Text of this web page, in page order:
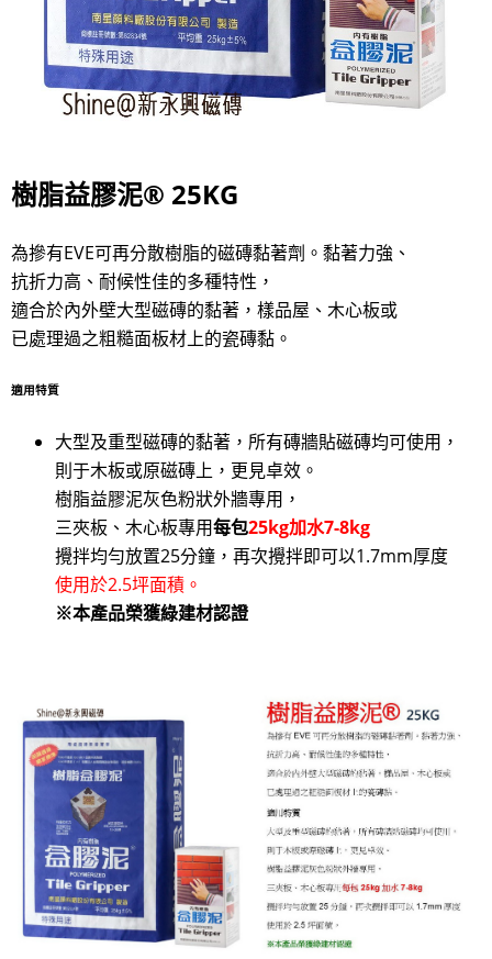
樹脂益膠泥® 25KG
為摻有EVE可再分散樹脂的磁磚黏著劑。黏著力強、
抗折力高、耐候性佳的多種特性，
適合於內外壁大型磁磚的黏著，樣品屋、木心板或
已處理過之粗糙面板材上的瓷磚黏。
適用特質
大型及重型磁磚的黏著，所有磚牆貼磁磚均可使用，
則于木板或原磁磚上，更見卓效。
樹脂益膠泥灰色粉狀外牆專用，
三夾板、木心板專用每包25kg加水7-8kg
攪拌均勻放置25分鐘，再次攪拌即可以1.7mm厚度
使用於2.5坪面積。
※本產品榮獲綠建材認證